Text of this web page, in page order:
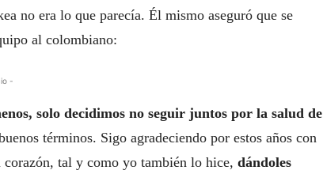
no era lo que parecía. Él mismo aseguró que se
al colombiano:
-
solo decidimos no seguir juntos por la salud de
términos. Sigo agradeciendo por estos años con
corazón, tal y como yo también lo hice, dándoles